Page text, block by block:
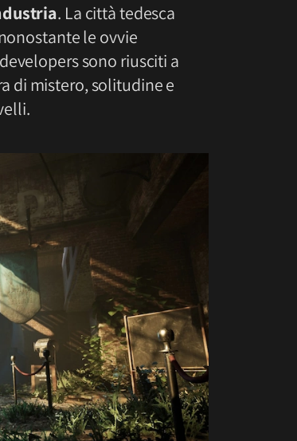
. La città tedesca
le ovvie
sono riusciti a
di mistero, solitudine e